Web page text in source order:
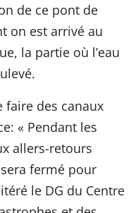
de ce pont de
on est arrivé au
la partie où l’eau
faire des canaux
« Pendant les
allers-retours
fermé pour
le DG du Centre